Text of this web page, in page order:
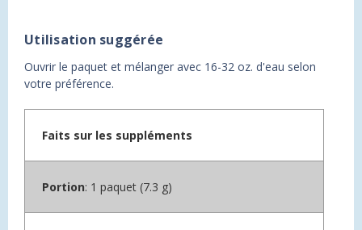
Utilisation suggérée
Ouvrir le paquet et mélanger avec 16-32 oz. d'eau selon
votre préférence.
Faits sur les suppléments
Portion: 1 paquet (7.3 g)